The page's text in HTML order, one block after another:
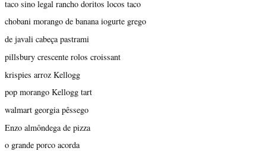
taco sino legal rancho doritos locos taco
chobani morango de banana iogurte grego
de javali cabeça pastrami
pillsbury crescente rolos croissant
krispies arroz Kellogg
pop morango Kellogg tart
walmart georgia pêssego
Enzo almôndega de pizza
o grande porco acorda